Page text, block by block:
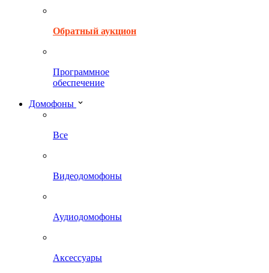
Обратный аукцион
Программное
обеспечение
Домофоны
Все
Видеодомофоны
Аудиодомофоны
Аксессуары